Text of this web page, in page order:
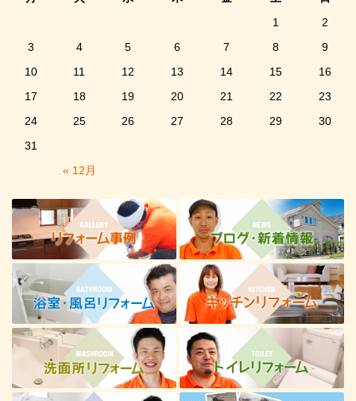
« 12月
1
2
3
4 5 6 7 8
9
10
11 12 13 14 15
16
17
18 19 20 21 22
23
24
25 26 27 28 29
30
31